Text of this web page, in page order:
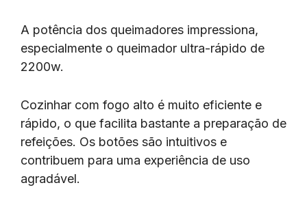
A potência dos queimadores impressiona,
especialmente o queimador ultra-rápido de
2200w.
Cozinhar com fogo alto é muito eficiente e
rápido, o que facilita bastante a preparação de
refeições. Os botões são intuitivos e
contribuem para uma experiência de uso
agradável.